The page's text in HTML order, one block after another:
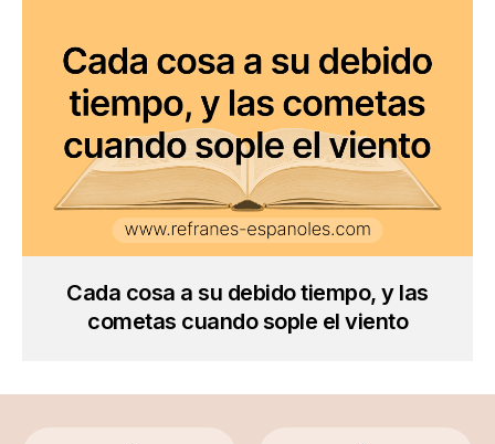
Cada cosa a su debido tiempo, y las
cometas cuando sople el viento